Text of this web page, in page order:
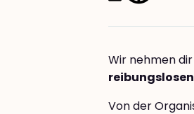
Wir nehmen
Von der